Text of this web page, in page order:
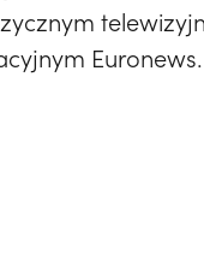
Euronews.